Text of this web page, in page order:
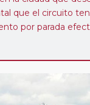
que el circuito
por parada
circuito, en
cuestionario de
del 5%.